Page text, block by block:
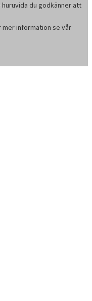
du godkänner att
information se vår